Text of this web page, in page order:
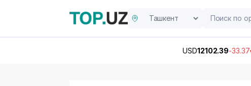
USD12102.39-33.37